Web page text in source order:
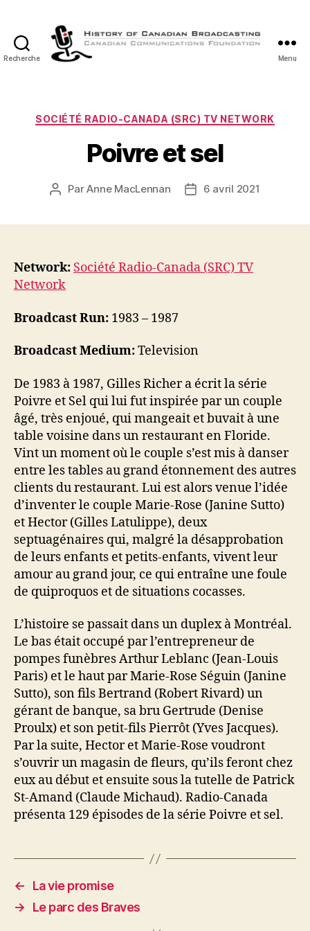
Recherche
Radiodiffusion
Menu
Catégories
SOCIÉTÉ RADIO-CANADA (SRC) TV NETWORK
Poivre et sel
Auteur
ParAnne MacLennan
Date6 avril 2021
Network: Société Radio-Canada (SRC) TV
Network
Broadcast Run: 1983 – 1987
Broadcast Medium:Television
De 1983 à 1987, Gilles Richer a écrit la série
Poivre et Sel qui lui fut inspirée par un couple
âgé, très enjoué, qui mangeait et buvait à une
table voisine dans un restaurant en Floride.
Vint un moment où le couple s’est mis à danser
entre les tables au grand étonnement des autres
clients du restaurant. Lui est alors venue l’idée
d’inventer le couple Marie-Rose (Janine Sutto)
et Hector (Gilles Latulippe), deux
septuagénaires qui, malgré la désapprobation
de leurs enfants et petits-enfants, vivent leur
amour au grand jour, ce qui entraîne une foule
de quiproquos et de situations cocasses.
L’histoire se passait dans un duplex à Montréal.
Le bas était occupé par l’entrepreneur de
pompes funèbres Arthur Leblanc (Jean-Louis
Paris) et le haut par Marie-Rose Séguin (Janine
Sutto), son fils Bertrand (Robert Rivard) un
gérant de banque, sa bru Gertrude (Denise
Proulx) et son petit-fils Pierrôt (Yves Jacques).
Par la suite, Hector et Marie-Rose voudront
s’ouvrir un magasin de fleurs, qu’ils feront chez
eux au début et ensuite sous la tutelle de Patrick
St-Amand (Claude Michaud). Radio-Canada
présenta 129 épisodes de la série Poivre et sel.
←
La vie promise
→
Le parc des Braves